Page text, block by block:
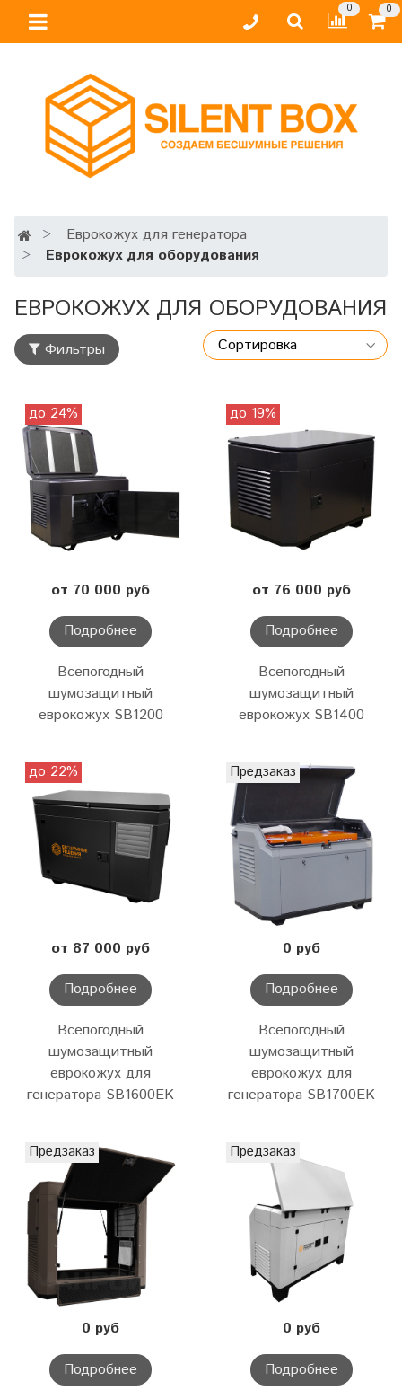
0 0
Еврокожух для генератора
Еврокожух для оборудования
ЕВРОКОЖУХ ДЛЯ ОБОРУДОВАНИЯ
Фильтры
до 24%
от 70 000 руб
Подробнее
Всепогодный
шумозащитный
еврокожух SB1200
до 19%
от 76 000 руб
Подробнее
Всепогодный
шумозащитный
еврокожух SB1400
до 22%
от 87 000 руб
Подробнее
Всепогодный
шумозащитный
еврокожух для
генератора SB1600EK
Предзаказ
0 руб
Подробнее
Всепогодный
шумозащитный
еврокожух для
генератора SB1700EK
Предзаказ
0 руб
Подробнее
Предзаказ
0 руб
Подробнее